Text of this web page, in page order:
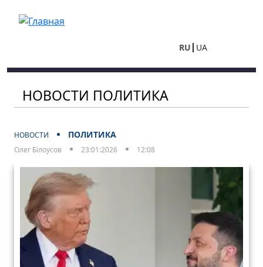
RU UA
НОВОСТИ ПОЛИТИКА
НОВОСТИ ПОЛИТИКА
Олег Білоусов 23:01:2026 12:08